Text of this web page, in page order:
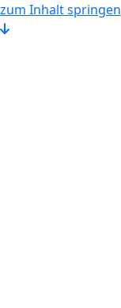
zum Inhalt springen
hier klicken um